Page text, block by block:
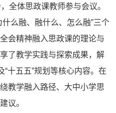
全体思政课教师参与会议。
么融、融什么、怎么融”三个
会精神融入思政课的理论与
了教学实践与探索成果，解
“十五五”规划等核心内容。在
教学融入路径、大中小学思
议。